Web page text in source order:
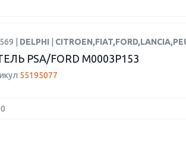
| DELPHI
PSA/FORD M0003P153
55195077